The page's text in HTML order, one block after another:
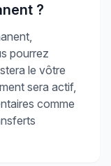
?
pourrez
le vôtre
sera actif,
comme